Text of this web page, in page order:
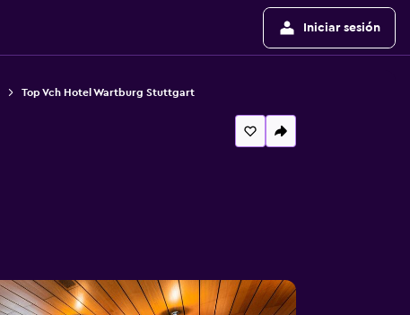
Iniciar sesión
Top Vch Hotel Wartburg Stuttgart